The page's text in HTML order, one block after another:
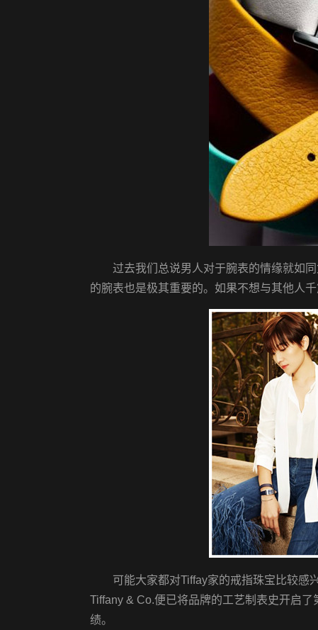
过去我们总说男人对于腕表的情缘就如
的腕表也是极其重要的。如果不想与其他人
可能大家都对Tiffay家的戒指珠宝比较感
Tiffany & Co.便已将品牌的工艺制表史开启
绩。